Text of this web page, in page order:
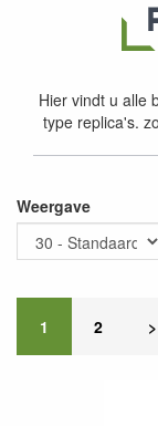
Hier vindt u alle
type replica's.
1 2 >
Weergave